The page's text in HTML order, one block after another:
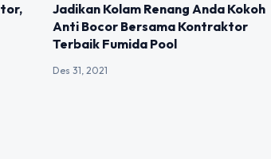
Jadikan Kolam Renang Anda Kokoh
Anti Bocor Bersama Kontraktor
Terbaik Fumida Pool
Des 31, 2021